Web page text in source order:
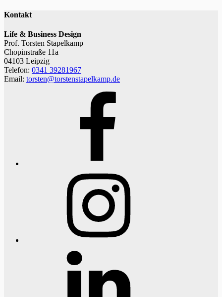
Kontakt
Life & Business Design
Prof. Torsten Stapelkamp
Chopinstraße 11a
04103 Leipzig
Telefon: 0341 39281967
Email: torsten@torstenstapelkamp.de